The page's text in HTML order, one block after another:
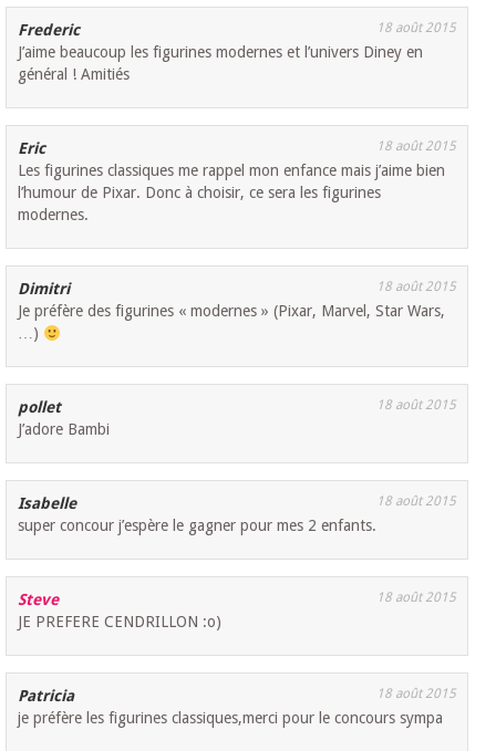
Frederic 18 août 2015
J’aime beaucoup les figurines modernes et l’univers Diney en
général ! Amitiés
Eric 18 août 2015
Les figurines classiques me rappel mon enfance mais j’aime bien
l’humour de Pixar. Donc à choisir, ce sera les figurines
modernes.
Dimitri 18 août 2015
Je préfère des figurines « modernes » (Pixar, Marvel, Star Wars,
…)
pollet 18 août 2015
J’adore Bambi
Isabelle 18 août 2015
super concour j’espère le gagner pour mes 2 enfants.
Steve 18 août 2015
JE PREFERE CENDRILLON :o)
Patricia 18 août 2015
je préfère les figurines classiques,merci pour le concours sympa